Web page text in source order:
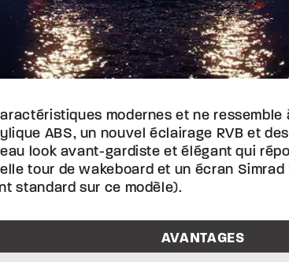
modernes et ne
ABS, un nouvel éclairage RVB et
look avant-gardiste et élégant qui
tour de wakeboard et un écran Simrad
standard sur ce modèle).
AVANTAGES